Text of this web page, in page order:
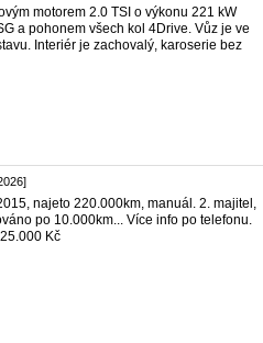
motorem 2.0 TSI o výkonu 221 kW
a pohonem všech kol 4Drive. Vůz je ve
Interiér je zachovalý, karoserie bez
najeto 220.000km, manuál. 2. majitel,
po 10.000km... Více info po telefonu.
Kč